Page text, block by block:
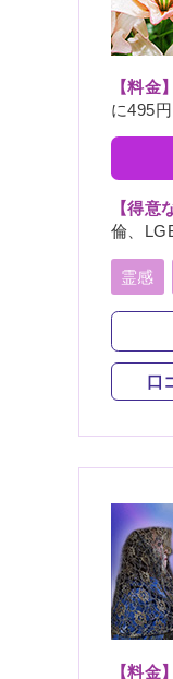
【料金】
に495円
【得意
倫、
間関係
職、適
仕事、
気、総
霊感
死者
波動
口
【料金】